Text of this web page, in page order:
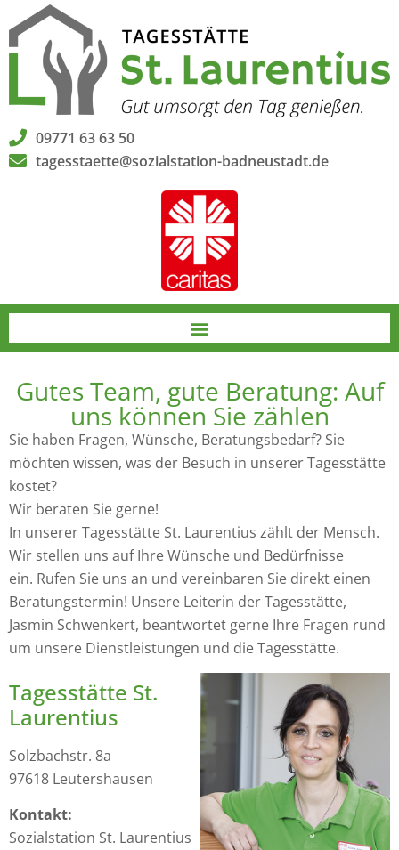
09771 63 63 50
tagesstaette@sozialstation-badneustadt.de
Gutes Team, gute Beratung: Auf
uns können Sie zählen
Sie haben Fragen, Wünsche, Beratungsbedarf? Sie
möchten wissen, was der Besuch in unserer Tagesstätte
kostet?
Wir beraten Sie gerne!
In unserer Tagesstätte St. Laurentius zählt der Mensch.
Wir stellen uns auf Ihre Wünsche und Bedürfnisse
ein. Rufen Sie uns an und vereinbaren Sie direkt einen
Beratungstermin! Unsere Leiterin der Tagesstätte,
Jasmin Schwenkert, beantwortet gerne Ihre Fragen rund
um unsere Dienstleistungen und die Tagesstätte.
Tagesstätte St.
Laurentius
Solzbachstr. 8a
97618 Leutershausen
Kontakt:
Sozialstation St. Laurentius